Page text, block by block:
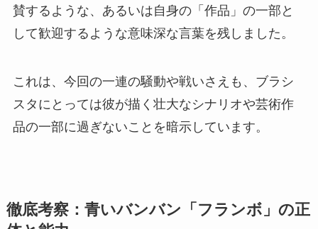
賛するような、あるいは自身の「作品」の一部と
して歓迎するような意味深な言葉を残しました。
これは、今回の一連の騒動や戦いさえも、ブラシ
スタにとっては彼が描く壮大なシナリオや芸術作
品の一部に過ぎないことを暗示しています。
徹底考察：青いバンバン「フランボ」の正